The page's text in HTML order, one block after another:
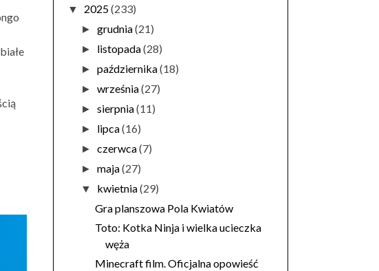
▼ 2025(233)
►grudnia(21)
► listopada(28)
►października(18)
►września(27)
►sierpnia(11)
► lipca(16)
►czerwca(7)
►maja(27)
▼ kwietnia(29)
Gra planszowa Pola Kwiatów
Toto: Kotka Ninja i wielka ucieczka
węża
Minecraft film. Oficjalna opowieść